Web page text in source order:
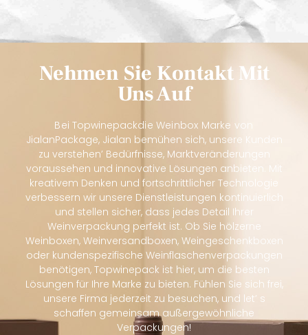
Nehmen Sie Kontakt Mit
Uns Auf
BeiTopwinepackdie Weinbox Marke von
JialanPackage, Jialan bemühen sich, unsere Kunden
zu verstehen’ Bedürfnisse, Marktveränderungen
voraussehen und innovative Lösungen anbieten. Mit
kreativem Denken und fortschrittlicher Technologie
verbessern wir unsere Dienstleistungen kontinuierlich
und stellen sicher, dass jedes Detail Ihrer
Weinverpackung perfekt ist. Ob Sie hölzerne
Weinboxen, Weinversandboxen, Weingeschenkboxen
oder kundenspezifische Weinflaschenverpackungen
benötigen, Topwinepack ist hier, um die besten
Lösungen für Ihre Marke zu bieten. Fühlen Sie sich frei,
unsere Firma jederzeit zu besuchen, und let’ s
schaffen gemeinsam außergewöhnliche
Verpackungen!